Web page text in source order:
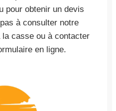
pour obtenir un devis
à consulter notre
la casse ou à contacter
en ligne.